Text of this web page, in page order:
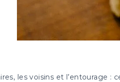
les voisins et l’entourage